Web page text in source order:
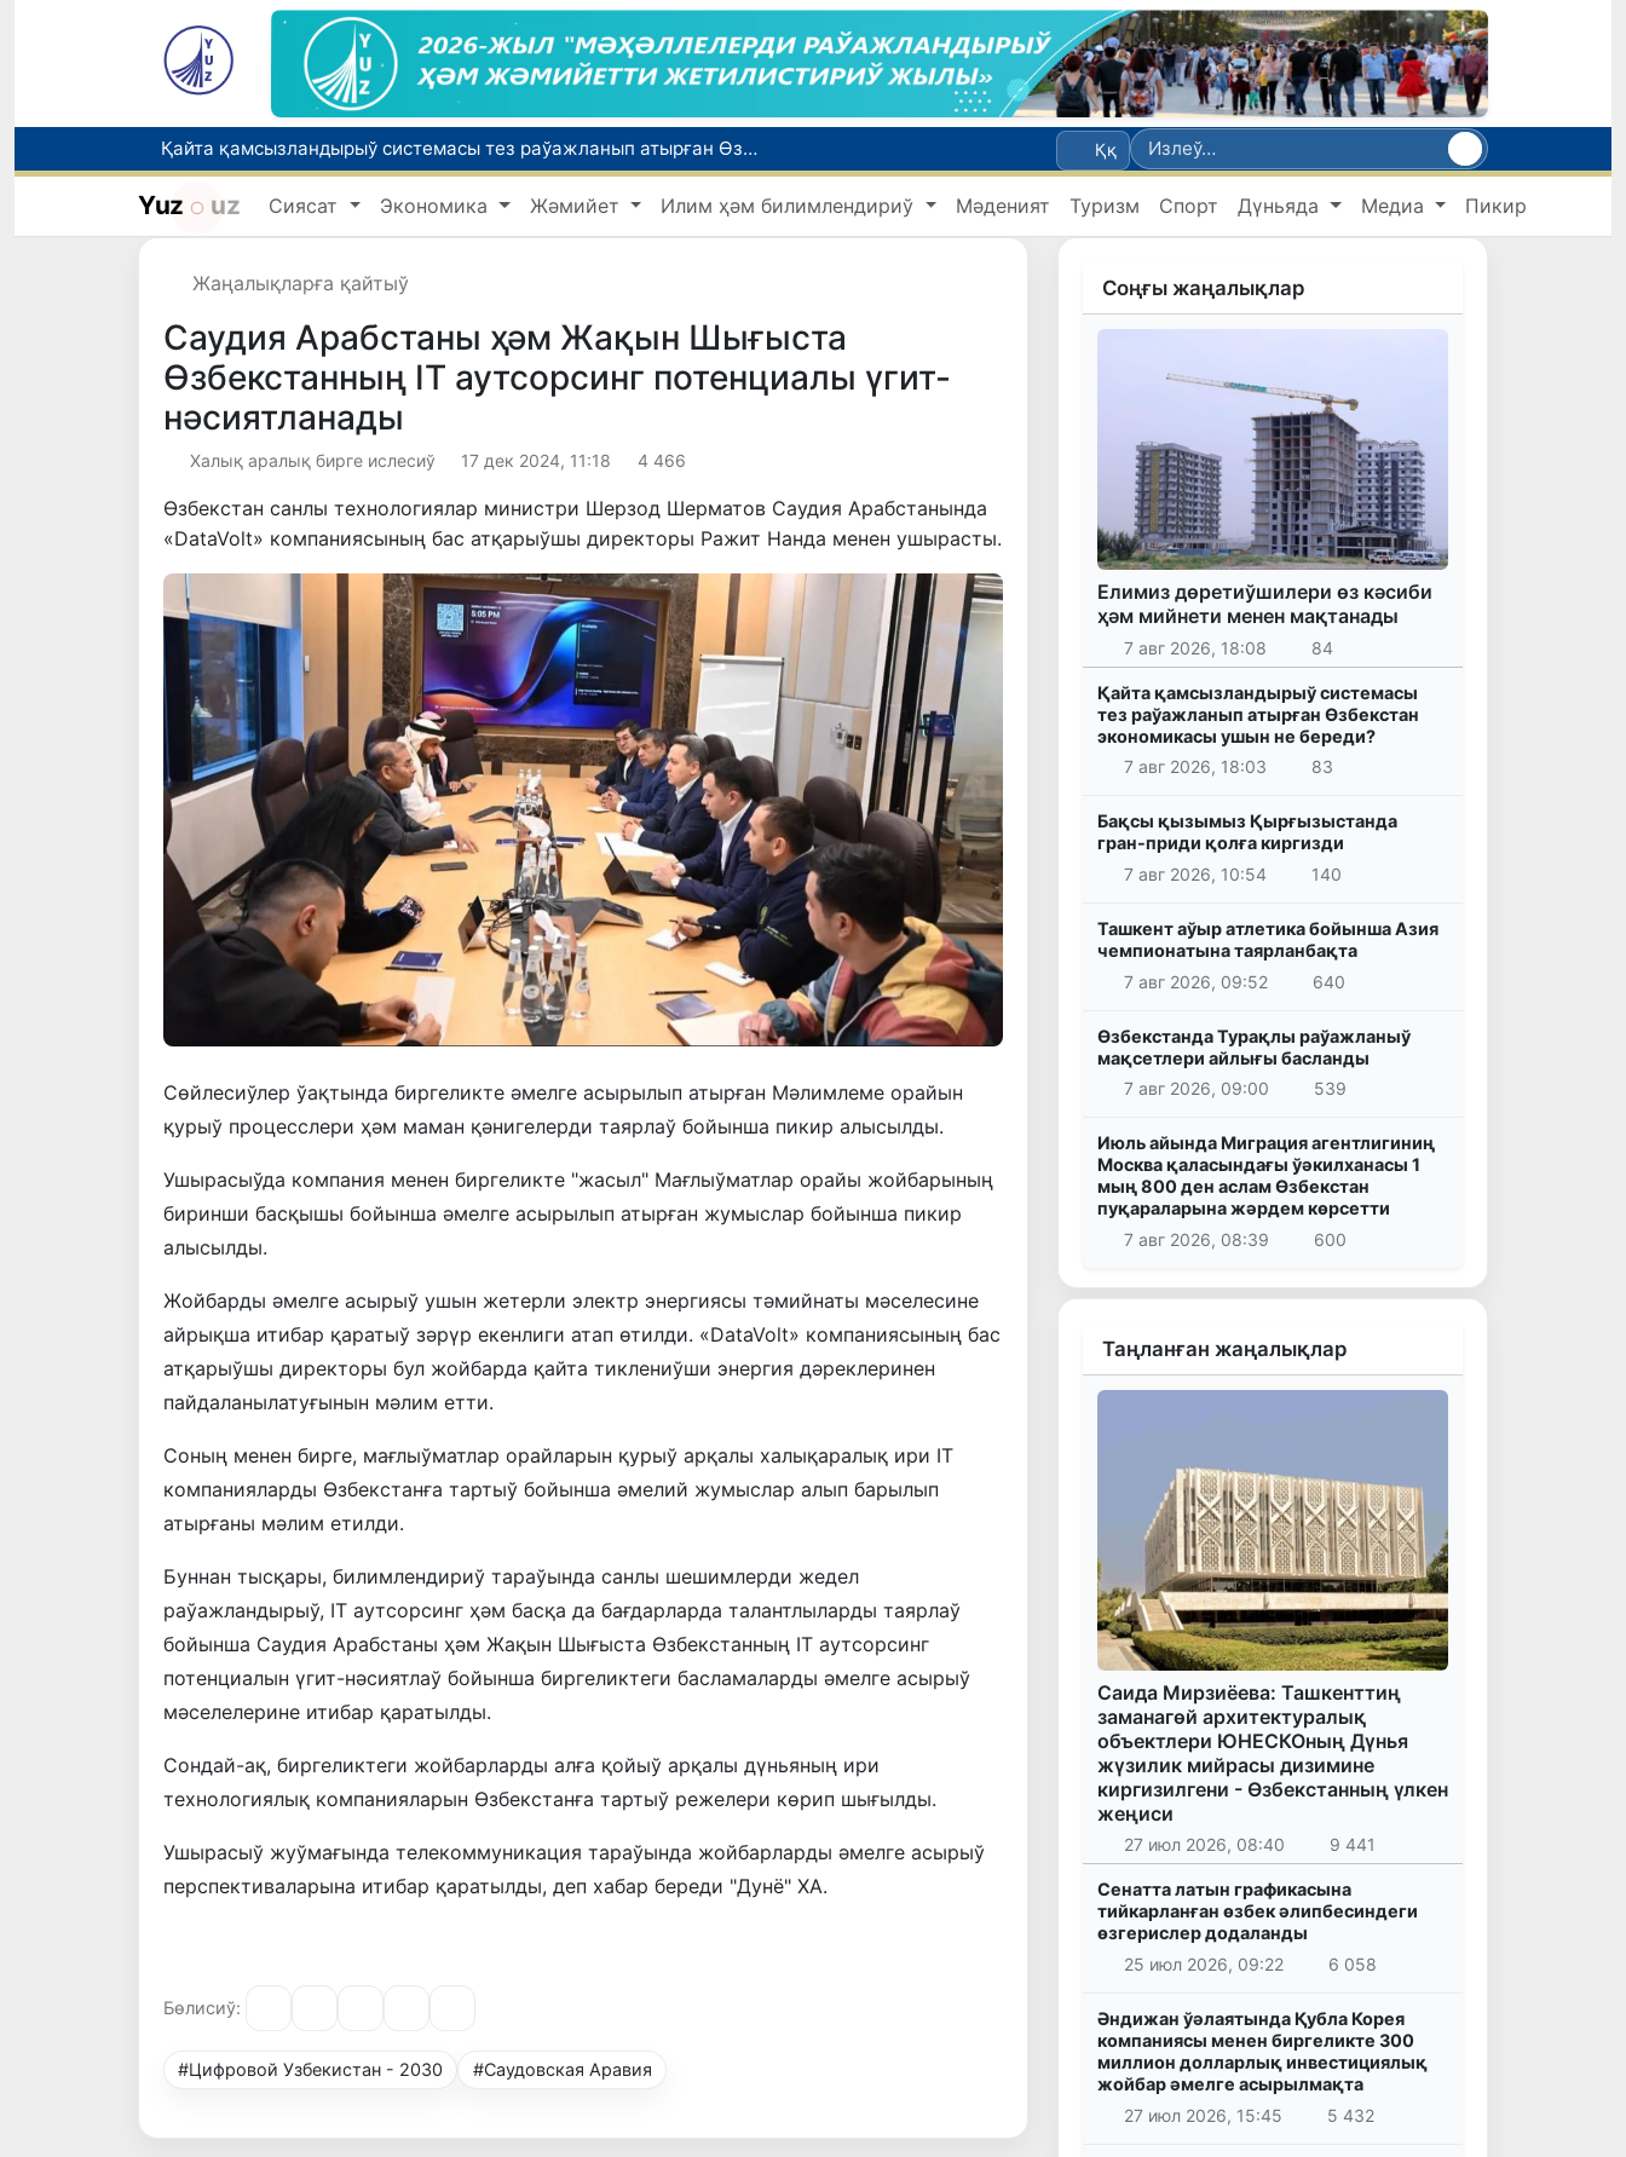
Қайта қамсызландырыў системасы тез раўажланып атырған Өзбекстан экономикасы ушын не береди?
Ташкент аўыр атлетика бойынша Азия чемпионатына таярланбақта
Өзбекстанда Турақлы раўажланыў мақсетлери айлығы басланды
Елимиз дөретиўшилери өз кәсиби ҳәм мийнети менен мақтанады
Ққ
Yuz uz Сиясат Экономика Жәмийет Илим ҳәм билимлендириў Мәденият Туризм Спорт Дүньяда Медиа Пикир
Жаңалықларға қайтыў
Саудия Арабстаны ҳәм Жақын Шығыста
Өзбекстанның IT аутсорсинг потенциалы үгит-
нәсиятланады
Халық аралық бирге ислесиў 17 дек 2024, 11:18 4 466
Өзбекстан санлы технологиялар министри Шерзод Шерматов Саудия Арабстанында
«DataVolt» компаниясының бас атқарыўшы директоры Ражит Нанда менен ушырасты.
Сөйлесиўлер ўақтында биргеликте әмелге асырылып атырған Мәлимлеме орайын
қурыў процесслери ҳәм маман қәнигелерди таярлаў бойынша пикир алысылды.
Ушырасыўда компания менен биргеликте "жасыл" Мағлыўматлар орайы жойбарының
биринши басқышы бойынша әмелге асырылып атырған жумыслар бойынша пикир
алысылды.
Жойбарды әмелге асырыў ушын жетерли электр энергиясы тәмийнаты мәселесине
айрықша итибар қаратыў зәрүр екенлиги атап өтилди. «DataVolt» компаниясының бас
атқарыўшы директоры бул жойбарда қайта тиклениўши энергия дәреклеринен
пайдаланылатуғынын мәлим етти.
Соның менен бирге, мағлыўматлар орайларын қурыў арқалы халықаралық ири IT
компанияларды Өзбекстанға тартыў бойынша әмелий жумыслар алып барылып
атырғаны мәлим етилди.
Буннан тысқары, билимлендириў тараўында санлы шешимлерди жедел
раўажландырыў, IT аутсорсинг ҳәм басқа да бағдарларда талантлыларды таярлаў
бойынша Саудия Арабстаны ҳәм Жақын Шығыста Өзбекстанның IT аутсорсинг
потенциалын үгит-нәсиятлаў бойынша биргеликтеги басламаларды әмелге асырыў
мәселелерине итибар қаратылды.
Сондай-ақ, биргеликтеги жойбарларды алға қойыў арқалы дүньяның ири
технологиялық компанияларын Өзбекстанға тартыў режелери көрип шығылды.
Ушырасыў жуўмағында телекоммуникация тараўында жойбарларды әмелге асырыў
перспективаларына итибар қаратылды, деп хабар береди "Дунё" ХА.
Бөлисиў:
#Цифровой Узбекистан - 2030 #Саудовская Аравия
Соңғы жаңалықлар
Елимиз дөретиўшилери өз кәсиби
ҳәм мийнети менен мақтанады
7 авг 2026, 18:08 84
Қайта қамсызландырыў системасы
тез раўажланып атырған Өзбекстан
экономикасы ушын не береди?
7 авг 2026, 18:03
83
Бақсы қызымыз Қырғызыстанда
гран-приди қолға киргизди
7 авг 2026, 10:54
140
Ташкент аўыр атлетика бойынша Азия
чемпионатына таярланбақта
7 авг 2026, 09:52
640
Өзбекстанда Турақлы раўажланыў
мақсетлери айлығы басланды
7 авг 2026, 09:00
539
Июль айында Миграция агентлигиниң
Москва қаласындағы ўәкилханасы 1
мың 800 ден аслам Өзбекстан
пуқараларына жәрдем көрсетти
7 авг 2026, 08:39
600
Таңланған жаңалықлар
Саида Мирзиёева: Ташкенттиң
заманагөй архитектуралық
объектлери ЮНЕСКОның Дүнья
жүзилик мийрасы дизимине
киргизилгени - Өзбекстанның үлкен
жеңиси
27 июл 2026, 08:40 9 441
Сенатта латын графикасына
тийкарланған өзбек әлипбесиндеги
өзгерислер додаланды
25 июл 2026, 09:22
6 058
Әндижан ўәлаятында Қубла Корея
компаниясы менен биргеликте 300
миллион долларлық инвестициялық
жойбар әмелге асырылмақта
27 июл 2026, 15:45
5 432